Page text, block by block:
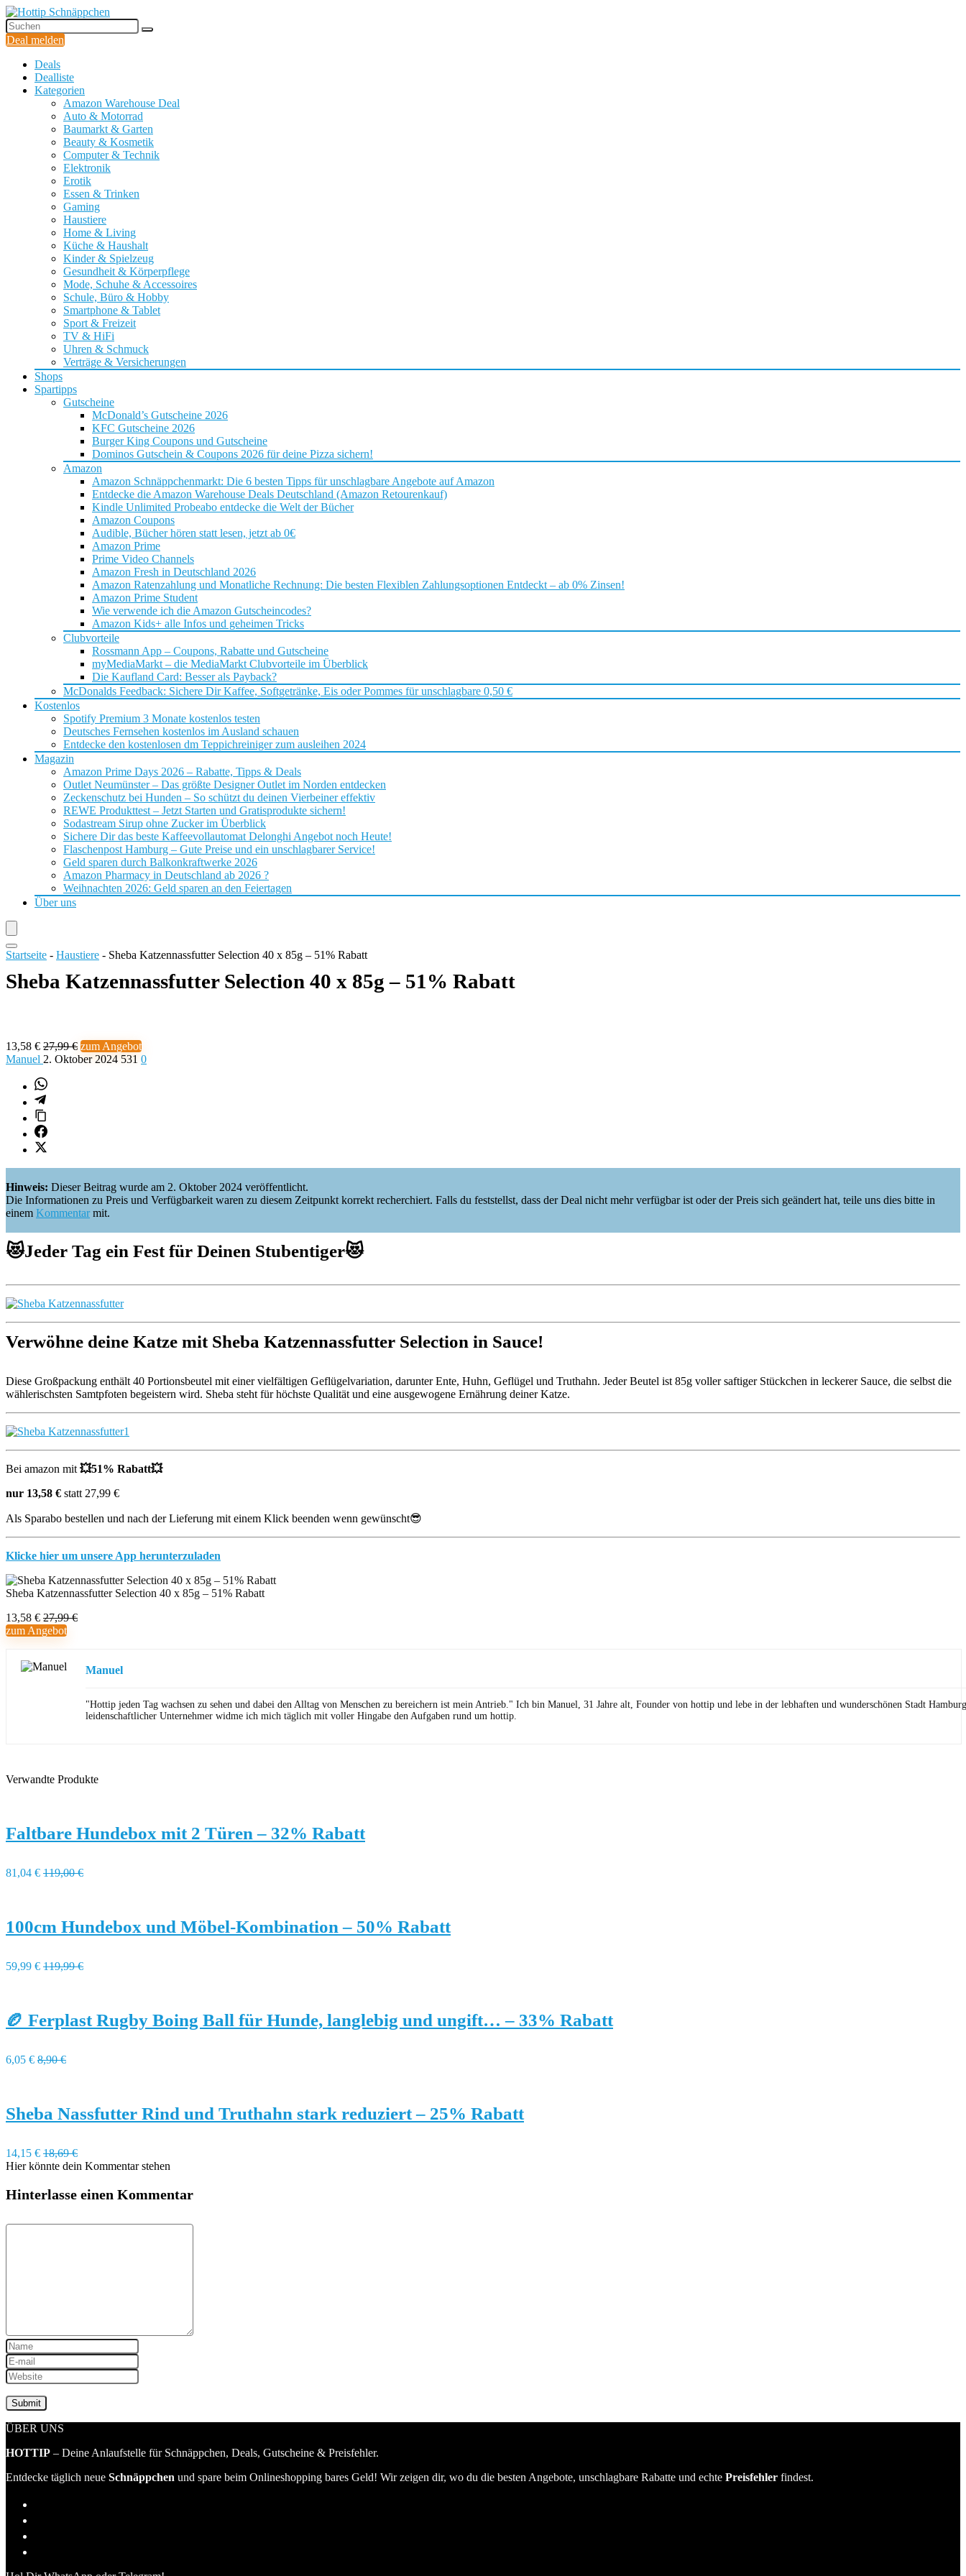
Deal melden
Deals
Dealliste
Kategorien
Amazon Warehouse Deal
Auto & Motorrad
Baumarkt & Garten
Beauty & Kosmetik
Computer & Technik
Elektronik
Erotik
Essen & Trinken
Gaming
Haustiere
Home & Living
Küche & Haushalt
Kinder & Spielzeug
Gesundheit & Körperpflege
Mode, Schuhe & Accessoires
Schule, Büro & Hobby
Smartphone & Tablet
Sport & Freizeit
TV & HiFi
Uhren & Schmuck
Verträge & Versicherungen
Shops
Spartipps
Gutscheine
McDonald’s Gutscheine 2026
KFC Gutscheine 2026
Burger King Coupons und Gutscheine
Dominos Gutschein & Coupons 2026 für deine Pizza sichern!
Amazon
Amazon Schnäppchenmarkt: Die 6 besten Tipps für unschlagbare Angebote auf Amazon
Entdecke die Amazon Warehouse Deals Deutschland (Amazon Retourenkauf)
Kindle Unlimited Probeabo entdecke die Welt der Bücher
Amazon Coupons
Audible, Bücher hören statt lesen, jetzt ab 0€
Amazon Prime
Prime Video Channels
Amazon Fresh in Deutschland 2026
Amazon Ratenzahlung und Monatliche Rechnung: Die besten Flexiblen Zahlungsoptionen Entdeckt – ab 0% Zinsen!
Amazon Prime Student
Wie verwende ich die Amazon Gutscheincodes?
Amazon Kids+ alle Infos und geheimen Tricks
Clubvorteile
Rossmann App – Coupons, Rabatte und Gutscheine
myMediaMarkt – die MediaMarkt Clubvorteile im Überblick
Die Kaufland Card: Besser als Payback?
McDonalds Feedback: Sichere Dir Kaffee, Softgetränke, Eis oder Pommes für unschlagbare 0,50 €
Kostenlos
Spotify Premium 3 Monate kostenlos testen
Deutsches Fernsehen kostenlos im Ausland schauen
Entdecke den kostenlosen dm Teppichreiniger zum ausleihen 2024
Magazin
Amazon Prime Days 2026 – Rabatte, Tipps & Deals
Outlet Neumünster – Das größte Designer Outlet im Norden entdecken
Zeckenschutz bei Hunden – So schützt du deinen Vierbeiner effektiv
REWE Produkttest – Jetzt Starten und Gratisprodukte sichern!
Sodastream Sirup ohne Zucker im Überblick
Sichere Dir das beste Kaffeevollautomat Delonghi Angebot noch Heute!
Flaschenpost Hamburg – Gute Preise und ein unschlagbarer Service!
Geld sparen durch Balkonkraftwerke 2026
Amazon Pharmacy in Deutschland ab 2026 ?
Weihnachten 2026: Geld sparen an den Feiertagen
Über uns
Startseite - Haustiere - Sheba Katzennassfutter Selection 40 x 85g – 51% Rabatt
Sheba Katzennassfutter Selection 40 x 85g – 51% Rabatt
13,58 € 27,99 € zum Angebot
Manuel 2. Oktober 2024 531 0
Hinweis: Dieser Beitrag wurde am 2. Oktober 2024 veröffentlicht.
Die Informationen zu Preis und Verfügbarkeit waren zu diesem Zeitpunkt korrekt recherchiert. Falls du feststellst, dass der Deal nicht mehr verfügbar ist oder der Preis sich geändert hat, teile uns dies bitte in
einem Kommentarmit.
😻Jeder Tag ein Festfür Deinen Stubentiger😻
Verwöhne deine Katze mit Sheba Katzennassfutter Selection in Sauce!
Diese Großpackung enthält 40 Portionsbeutel mit einer vielfältigen Geflügelvariation, darunter Ente, Huhn, Geflügel und Truthahn. Jeder Beutel ist 85g voller saftiger Stückchen in leckerer Sauce, die selbst die
wählerischsten Samtpfoten begeistern wird. Sheba steht für höchste Qualität und eine ausgewogene Ernährung deiner Katze.
Bei amazon mit 💥51% Rabatt💥
nur 13,58 € statt 27,99 €
Als Sparabo bestellen und nach der Lieferung mit einem Klick beenden wenn gewünscht😎
Klicke hier um unsere App herunterzuladen
Sheba Katzennassfutter Selection 40 x 85g – 51% Rabatt
13,58 € 27,99 €
zum Angebot
Manuel
"Hottip jeden Tag wachsen zu sehen und dabei den Alltag von Menschen zu bereichern ist mein Antrieb." Ich bin Manuel, 31 Jahre alt, Founder von hottip und lebe in der lebhaften und wunderschönen Stadt
leidenschaftlicher Unternehmer widme ich mich täglich mit voller Hingabe den Aufgaben rund um hottip.
Verwandte Produkte
Faltbare Hundebox mit 2 Türen – 32% Rabatt
81,04 € 119,00 €
100cm Hundebox und Möbel-Kombination – 50% Rabatt
59,99 € 119,99 €
🏉 Ferplast Rugby Boing Ball für Hunde, langlebig und ungift… – 33% Rabatt
6,05 € 8,90 €
Sheba Nassfutter Rind und Truthahn stark reduziert – 25% Rabatt
14,15 € 18,69 €
Hier könnte dein Kommentar stehen
Hinterlasse einen Kommentar
ÜBER UNS
HOTTIP – Deine Anlaufstelle für Schnäppchen, Deals, Gutscheine & Preisfehler.
Entdecke täglich neue Schnäppchen und spare beim Onlineshopping bares Geld! Wir zeigen dir, wo du die besten Angebote, unschlagbare Rabatte und echte Preisfehler findest.